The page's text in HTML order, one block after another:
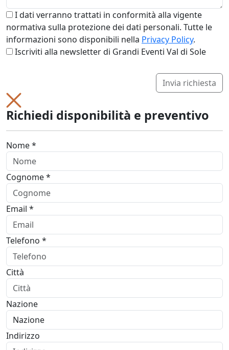
I dati verranno trattati in conformità alla vigente
normativa sulla protezione dei dati personali. Tutte le
informazioni sono disponibili nella Privacy Policy.
Iscriviti alla newsletter di Grandi Eventi Val di Sole
Invia richiesta
Richiedi disponibilità e preventivo
Nome *
Cognome *
Email *
Telefono *
Città
Nazione
Indirizzo